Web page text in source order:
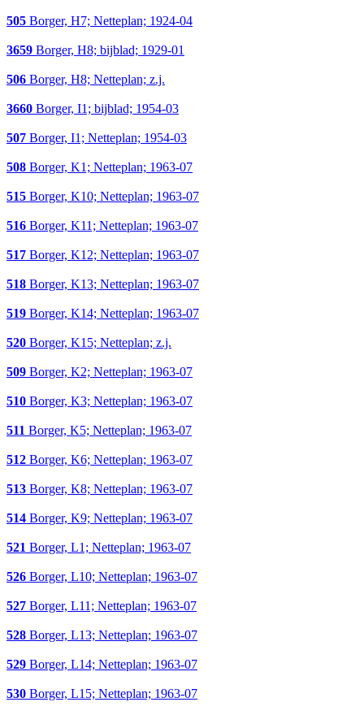
505 Borger, H7; Netteplan; 1924-04
3659 Borger, H8; bijblad; 1929-01
506 Borger, H8; Netteplan; z.j.
3660 Borger, I1; bijblad; 1954-03
507 Borger, I1; Netteplan; 1954-03
508 Borger, K1; Netteplan; 1963-07
515 Borger, K10; Netteplan; 1963-07
516 Borger, K11; Netteplan; 1963-07
517 Borger, K12; Netteplan; 1963-07
518 Borger, K13; Netteplan; 1963-07
519 Borger, K14; Netteplan; 1963-07
520 Borger, K15; Netteplan; z.j.
509 Borger, K2; Netteplan; 1963-07
510 Borger, K3; Netteplan; 1963-07
511 Borger, K5; Netteplan; 1963-07
512 Borger, K6; Netteplan; 1963-07
513 Borger, K8; Netteplan; 1963-07
514 Borger, K9; Netteplan; 1963-07
521 Borger, L1; Netteplan; 1963-07
526 Borger, L10; Netteplan; 1963-07
527 Borger, L11; Netteplan; 1963-07
528 Borger, L13; Netteplan; 1963-07
529 Borger, L14; Netteplan; 1963-07
530 Borger, L15; Netteplan; 1963-07